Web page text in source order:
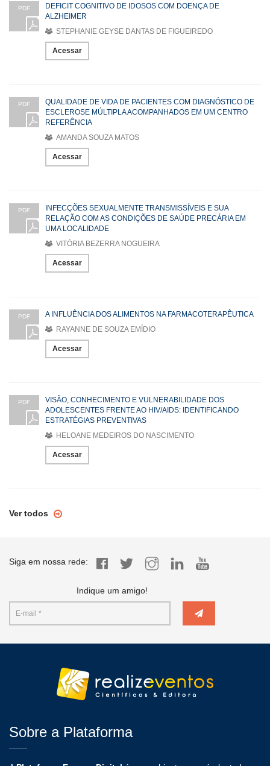
PDF
DEFICIT COGNITIVO DE IDOSOS COM DOENÇA DE
ALZHEIMER
STEPHANIE GEYSE DANTAS DE FIGUEIREDO
Acessar
PDF
QUALIDADE DE VIDA DE PACIENTES COM DIAGNÓSTICO DE
ESCLEROSE MÚLTIPLA ACOMPANHADOS EM UM CENTRO
REFERÊNCIA
AMANDA SOUZA MATOS
Acessar
PDF
INFECÇÕES SEXUALMENTE TRANSMISSÍVEIS E SUA
RELAÇÃO COM AS CONDIÇÕES DE SAÚDE PRECÁRIA EM
UMA LOCALIDADE
VITÓRIA BEZERRA NOGUEIRA
Acessar
PDF
A INFLUÊNCIA DOS ALIMENTOS NA FARMACOTERAPÊUTICA
RAYANNE DE SOUZA EMÍDIO
Acessar
PDF
VISÃO, CONHECIMENTO E VULNERABILIDADE DOS
ADOLESCENTES FRENTE AO HIV/AIDS: IDENTIFICANDO
ESTRATÉGIAS PREVENTIVAS
HELOANE MEDEIROS DO NASCIMENTO
Acessar
Ver todos
Siga em nossa rede:
Indique um amigo!
Sobre a Plataforma